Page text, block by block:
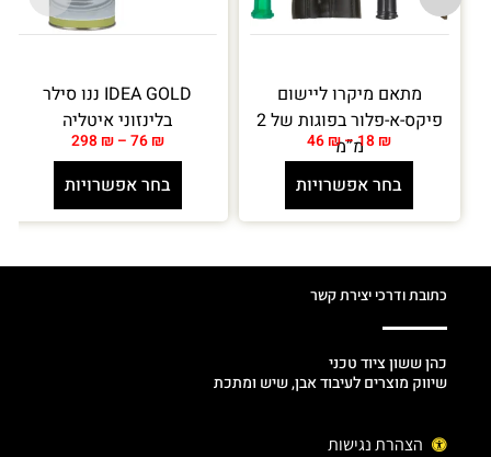
IDEA GOLD ננו סילר
בלינזוני איטליה
76 ₪
–
298 ₪
בחר אפשרויות
מתאם מיקרו ליישום
פיקס-א-פלור בפוגות של 2
מ”מ18 ₪
–
46 ₪
בחר אפשרויות
כתובת ודרכי יצירת קשר
כהן ששון ציוד טכני
שיווק מוצרים לעיבוד אבן, שיש ומתכת
הצהרת נגישות